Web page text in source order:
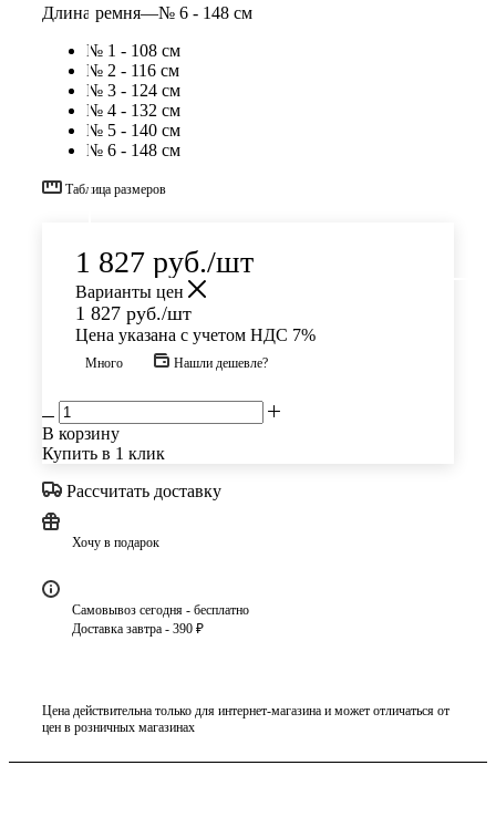
Длина ремня—№ 6 - 148 см
№ 1 - 108 см
№ 2 - 116 см
№ 3 - 124 см
№ 4 - 132 см
№ 5 - 140 см
№ 6 - 148 см
Таблица размеров
1 827 руб./шт
Варианты цен
1 827 руб./шт
Цена указана с учетом НДС 7%
Много Нашли дешевле?
В корзину
Купить в 1 клик
Рассчитать доставку
Хочу в подарок
Самовывоз сегодня - бесплатно
Доставка завтра - 390 ₽
Цена действительна только для интернет-магазина и может отличаться от
цен в розничных магазинах